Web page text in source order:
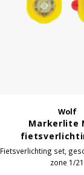
Wolf
Markerlite
Fietsverlichting set,
zone 1/21